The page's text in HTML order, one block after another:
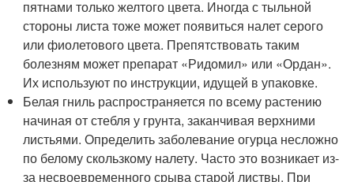
пятнами только желтого цвета. Иногда с тыльной
стороны листа тоже может появиться налет серого
или фиолетового цвета. Препятствовать таким
болезням может препарат «Ридомил» или «Ордан».
Их используют по инструкции, идущей в упаковке.
Белая гниль распространяется по всему растению
начиная от стебля у грунта, заканчивая верхними
листьями. Определить заболевание огурца несложно
по белому скользкому налету. Часто это возникает из-
за несвоевременного срыва старой листвы. При